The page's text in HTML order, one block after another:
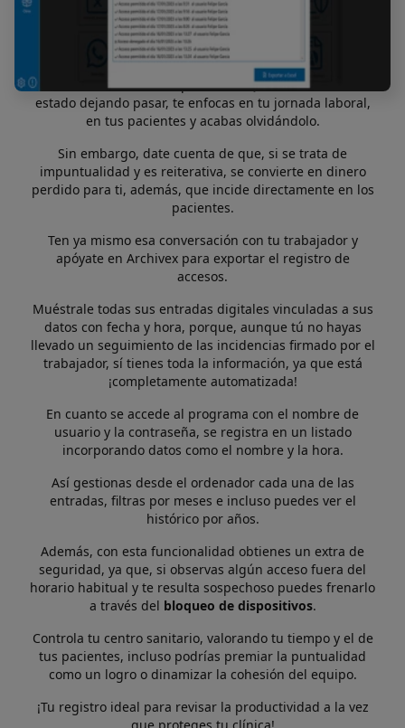
Si desde hace un tiempo te preguntas, ¿dónde está tu
profesional?, ¿a qué hora llegará? o ¿no tenía que estar a
las 09:00 h? … Tienes un problema. Quizás incluso lo has
estado dejando pasar, te enfocas en tu jornada laboral,
en tus pacientes y acabas olvidándolo.
Sin embargo, date cuenta de que, si se trata de
impuntualidad y es reiterativa, se convierte en dinero
perdido para ti, además, que incide directamente en los
pacientes.
Ten ya mismo esa conversación con tu trabajador y
apóyate en Archivex para exportar el registro de
accesos.
Muéstrale todas sus entradas digitales vinculadas a sus
datos con fecha y hora, porque, aunque tú no hayas
llevado un seguimiento de las incidencias firmado por el
trabajador, sí tienes toda la información, ya que está
¡completamente automatizada!
En cuanto se accede al programa con el nombre de
usuario y la contraseña, se registra en un listado
incorporando datos como el nombre y la hora.
Así gestionas desde el ordenador cada una de las
entradas, filtras por meses e incluso puedes ver el
histórico por años.
Además, con esta funcionalidad obtienes un extra de
seguridad, ya que, si observas algún acceso fuera del
horario habitual y te resulta sospechoso puedes frenarlo
a través del bloqueo de dispositivos.
Controla tu centro sanitario, valorando tu tiempo y el de
tus pacientes, incluso podrías premiar la puntualidad
como un logro o dinamizar la cohesión del equipo.
¡Tu registro ideal para revisar la productividad a la vez